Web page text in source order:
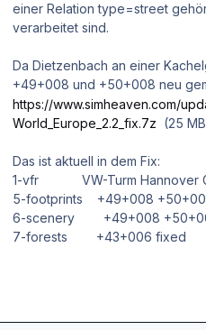
einer Relation type=street
verarbeitet sind.
Da Dietzenbach an einer
+49+008 und +50+008 neu
https://www.simheaven.com/
World_Europe_2.2_fix.7z (25
Das ist aktuell in dem Fix:
1-vfr VW-Turm Hannover
5-footprints +49+008
6-scenery +49+008
7-forests +43+006 fixed